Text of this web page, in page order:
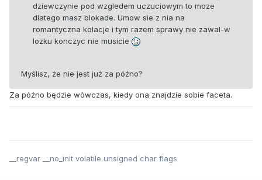
dziewczynie pod wzgledem uczuciowym to moze
dlatego masz blokade. Umow sie z nia na
romantyczna kolacje i tym razem sprawy nie zawal-w
lozku konczyc nie musicie
Myślisz, że nie jest już za późno?
Za późno będzie wówczas, kiedy ona znajdzie sobie faceta.
__regvar __no_init volatile unsigned char flags